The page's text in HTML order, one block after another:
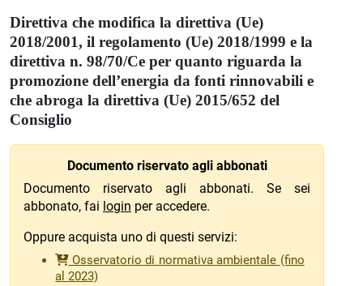
Direttiva che modifica la direttiva (Ue)
2018/2001, il regolamento (Ue) 2018/1999 e la
direttiva n. 98/70/Ce per quanto riguarda la
promozione dell’energia da fonti rinnovabili e
che abroga la direttiva (Ue) 2015/652 del
Consiglio
Documento riservato agli abbonati
Documento riservato agli abbonati. Se sei
abbonato, fai login per accedere.
Oppure acquista uno di questi servizi:
Osservatorio di normativa ambientale (fino
al 2023)